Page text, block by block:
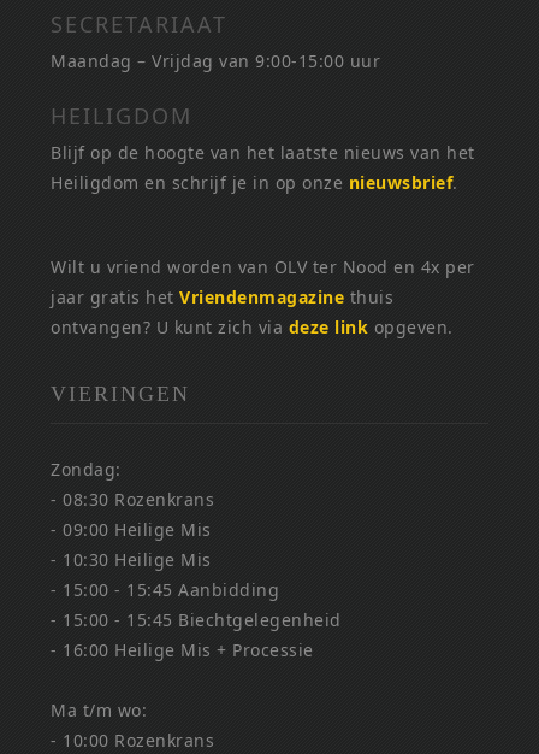
SECRETARIAAT
Maandag – Vrijdag van 9:00-15:00 uur
HEILIGDOM
Blijf op de hoogte van het laatste nieuws van het
Heiligdom en schrijf je in op onze nieuwsbrief.
Wilt u vriend worden van OLV ter Nood en 4x per
jaar gratis hetVriendenmagazine thuis
ontvangen? U kunt zich via deze link opgeven.
VIERINGEN
Zondag:
- 08:30 Rozenkrans
- 09:00 Heilige Mis
- 10:30 Heilige Mis
- 15:00 - 15:45 Aanbidding
- 15:00 - 15:45 Biechtgelegenheid
- 16:00 Heilige Mis + Processie
Ma t/m wo:
- 10:00 Rozenkrans